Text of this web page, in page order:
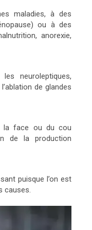
maladies, à des
ou à des
anorexie,
neuroleptiques,
de glandes
la face ou du cou
de la production
puisque l’on est
causes.